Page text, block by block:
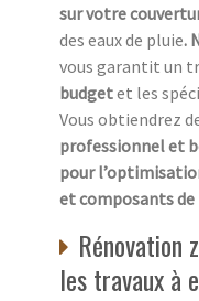
sur votre
des eaux de pluie.
vous garantit un
budgetet les
Vous obtiendrez
professionnel et
pour
et composants
Rénovation
les travaux à